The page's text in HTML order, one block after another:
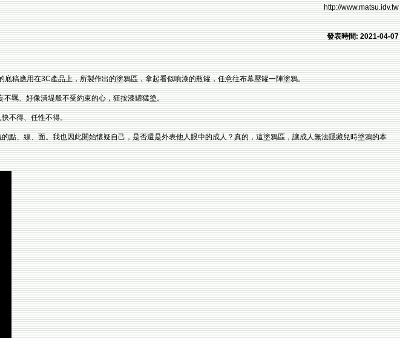
http://www.matsu.idv.tw
發表時間: 2021-04-07
稿應用在3C產品上，所製作出的塗鴉區，拿起看似噴漆的瓶罐，任意往布幕壓罐一陣塗鴉。
羈、好像潰堤般不受約束的心，狂按漆罐猛塗。
不得、任性不得。
、線、面。我也因此開始懷疑自己，是否還是外表他人眼中的成人？真的，這塗鴉區，讓成人無法隱藏兒時塗鴉的本